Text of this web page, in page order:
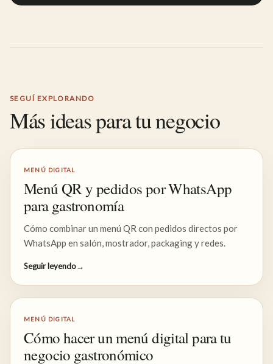
SEGUÍ EXPLORANDO
Más ideas para tu negocio
MENÚ DIGITAL
Menú QR y pedidos por WhatsApp
para gastronomía
Cómo combinar un menú QR con pedidos directos por
WhatsApp en salón, mostrador, packaging y redes.
Seguir leyendo→
MENÚ DIGITAL
Cómo hacer un menú digital para tu
negocio gastronómico